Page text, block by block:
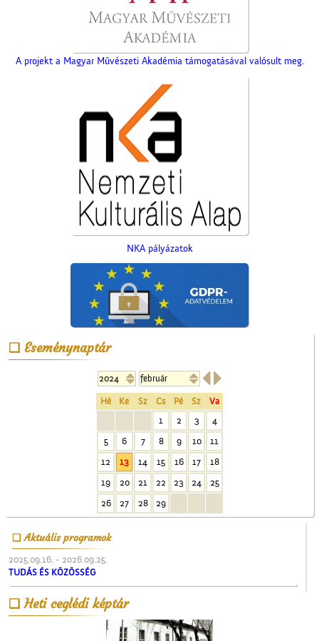
A projekt a Magyar Művészeti Akadémia támogatásával valósult meg.
NKA pályázatok
Eseménynaptár

Hé Ke Sz Cs Pé Sz
Va
1
2 3
4
5
6 7 8 9 10
11
12
13 14 15 16 17
18
19
20 21 22 23 24
25
26
27 28 29
Aktuális programok
2025.09.16. - 2026.09.25.
TUDÁS ÉS KÖZÖSSÉG
Heti ceglédi képtár
Képeslapok, képeslapok,
képeslapok…
szerzeménye
Kiszel Mihály és az
elsőáldozók
A Ceglédi Beszerzési